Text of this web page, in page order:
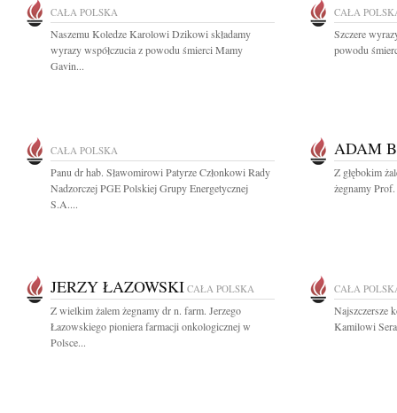
CAŁA POLSKA
Naszemu Koledze Karolowi Dzikowi składamy
wyrazy współczucia z powodu śmierci Mamy
Gavin...
CAŁA
Szczere
powodu
CAŁA POLSKA
Panu dr hab. Sławomirowi Patyrze Członkowi Rady
Nadzorczej PGE Polskiej Grupy Energetycznej
S.A....
ADAM
Z głębokim
żegnamy
JERZY ŁAZOWSKI CAŁA POLSKA
Z wielkim żalem żegnamy dr n. farm. Jerzego
Łazowskiego pioniera farmacji onkologicznej w
Polsce...
CAŁA
Najszczersze
Kamilowi